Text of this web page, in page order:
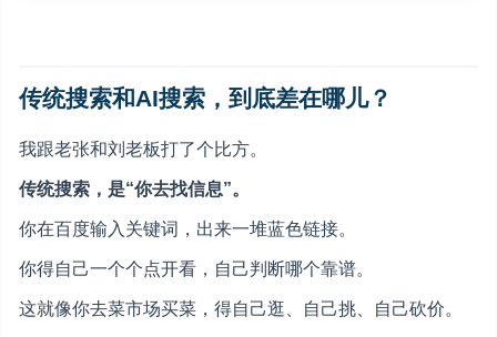
传统搜索和AI搜索，到底差在哪儿？
我跟老张和刘老板打了个比方。
传统搜索，是“你去找信息”。
你在百度输入关键词，出来一堆蓝色链接。
你得自己一个个点开看，自己判断哪个靠谱。
这就像你去菜市场买菜，得自己逛、自己挑、自己砍价。